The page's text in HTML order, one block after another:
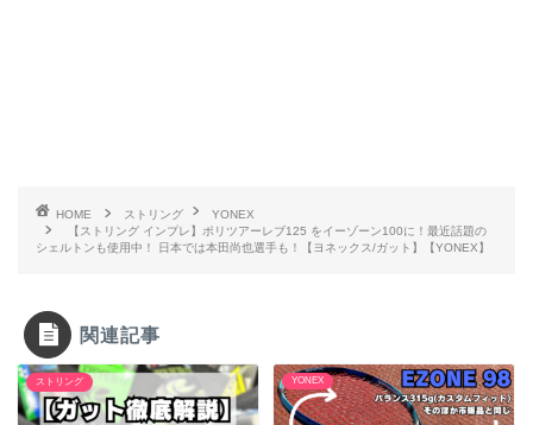
HOME ストリング
YONEX
【ストリング インプレ】ポリツアーレブ125 をイーゾーン100に！最近話題の
シェルトンも使用中！ 日本では本田尚也選手も！【ヨネックス/ガット】【YONEX】
関連記事
ストリング YONEX